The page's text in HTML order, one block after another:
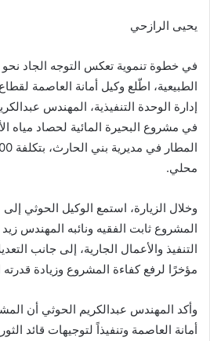
يحيى الرازحي
في خطوة تنموية تعكس التوجه الجاد نحو
الطبيعية، اطّلع وكيل أمانة العاصمة
إدارة الوحدة التنفيذية، المهندس
في مشروع البحيرة المائية لحصاد مياه
محلي.
وخلال الزيارة، استمع الوكيل الحوثي
المشروع ثابت الفقيه ونائبه المهندس
التنفيذ والأعمال الجارية، إلى جانب
مؤخرًا لرفع كفاءة المشروع وزيادة قدرته
وأكد المهندس عبدالكريم الحوثي أن
أمانة العاصمة وتنفيذاً لتوجيهات قائد